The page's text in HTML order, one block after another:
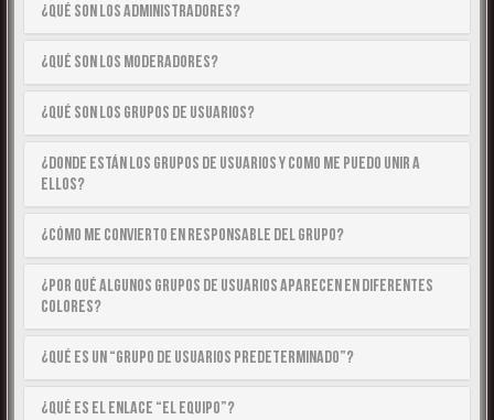
¿Qué son los Administradores?
¿Qué son los Moderadores?
¿Qué son los Grupos de Usuarios?
¿Donde están los Grupos de Usuarios y como me puedo unir a
ellos?
¿Cómo me convierto en Responsable del Grupo?
¿Por qué algunos Grupos de Usuarios aparecen en diferentes
colores?
¿Qué es un “Grupo de Usuarios predeterminado”?
¿Qué es el enlace “El equipo”?